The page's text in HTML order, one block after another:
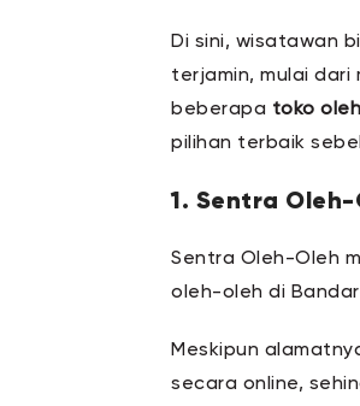
Di sini, wisatawan
terjamin, mulai dari
beberapa toko
pilihan terbaik
1. Sentra Oleh-
Sentra Oleh-Oleh
oleh-oleh di
Meskipun
secara online,